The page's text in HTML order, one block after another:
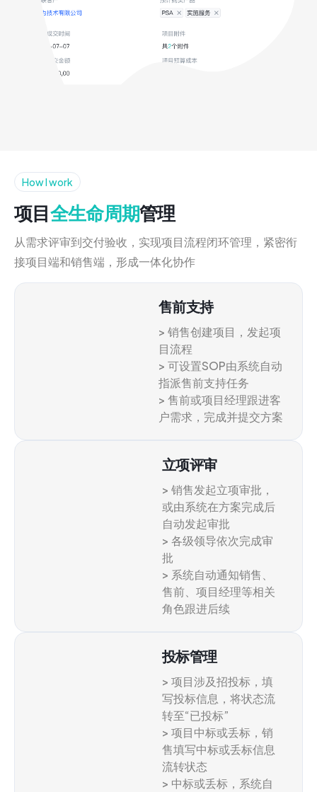
How I work
项目全生命周期管理
从需求评审到交付验收，实现项目流程闭环管理，紧密衔
接项目端和销售端，形成一体化协作
售前支持
> 销售创建项目，发起项
目流程
> 可设置SOP由系统自动
指派售前支持任务
> 售前或项目经理跟进客
户需求，完成并提交方案
立项评审
> 销售发起立项审批，
或由系统在方案完成后
自动发起审批
> 各级领导依次完成审
批
> 系统自动通知销售、
售前、项目经理等相关
角色跟进后续
投标管理
> 项目涉及招投标，填
写投标信息，将状态流
转至“已投标”
> 项目中标或丢标，销
售填写中标或丢标信息
流转状态
> 中标或丢标，系统自